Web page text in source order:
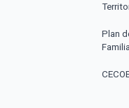
Plan